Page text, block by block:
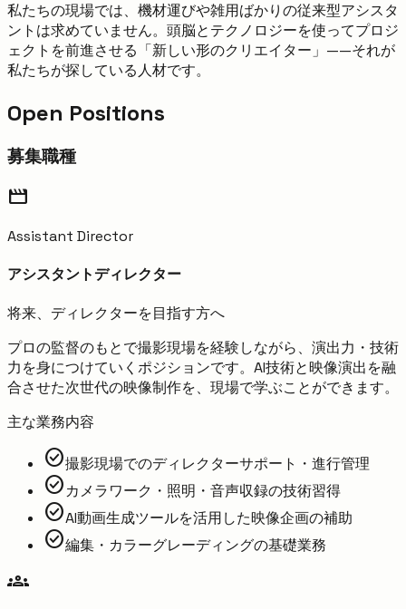
私たちの現場では、機材運びや雑用ばかりの従来型アシスタ
ントは求めていません。頭脳とテクノロジーを使ってプロジ
ェクトを前進させる「新しい形のクリエイター」——それが
私たちが探している人材です。
Open Positions
募集職種
movie
Assistant Director
アシスタントディレクター
将来、ディレクターを目指す方へ
プロの監督のもとで撮影現場を経験しながら、演出力・技術
力を身につけていくポジションです。AI技術と映像演出を融
合させた次世代の映像制作を、現場で学ぶことができます。
主な業務内容
check_circle撮影現場でのディレクターサポート・進行管理
check_circleカメラワーク・照明・音声収録の技術習得
check_circleAI動画生成ツールを活用した映像企画の補助
check_circle編集・カラーグレーディングの基礎業務
groups